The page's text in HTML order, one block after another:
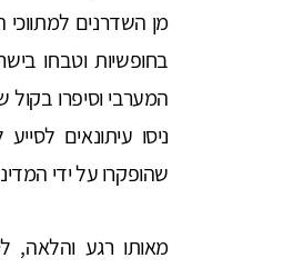
מן השדרנים
בחופשיות וטבחו
המערבי וסיפרו
ניסו עיתונאים
שהופקרו על ידי
מאותו רגע והלאה,